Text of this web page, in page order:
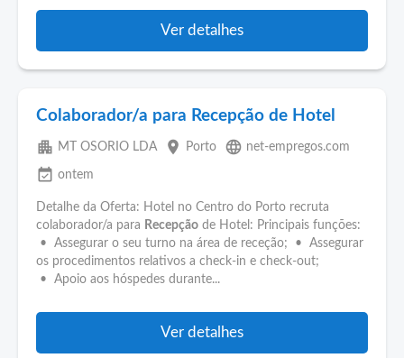
Ver detalhes
Colaborador/a para Recepção de Hotel
apartment MT OSORIO LDA place Porto language net-empregos.com
event_available ontem
Detalhe da Oferta: Hotel no Centro do Porto recruta
colaborador/a para Recepção de Hotel: Principais funções:
• Assegurar o seu turno na área de receção; • Assegurar
os procedimentos relativos a check-in e check-out;
• Apoio aos hóspedes durante...
Ver detalhes